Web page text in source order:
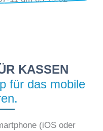
KASSEN
für das mobile
(iOS oder